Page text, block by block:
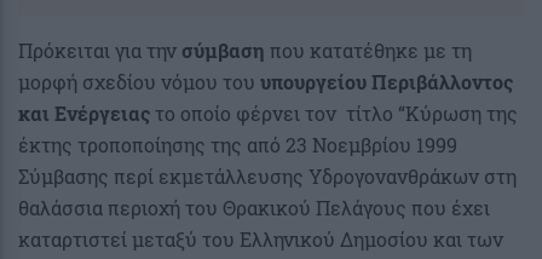
Πρόκειται για την σύμβαση που κατατέθηκε με τη
μορφή σχεδίου νόμου του υπουργείου Περιβάλλοντος
και Ενέργειαςτο οποίο φέρνει τον τίτλο “Κύρωση της
έκτης τροποποίησης της από 23 Νοεμβρίου 1999
Σύμβασης περί εκμετάλλευσης Υδρογονανθράκων στη
θαλάσσια περιοχή του Θρακικού Πελάγους που έχει
καταρτιστεί μεταξύ του Ελληνικού Δημοσίου και των